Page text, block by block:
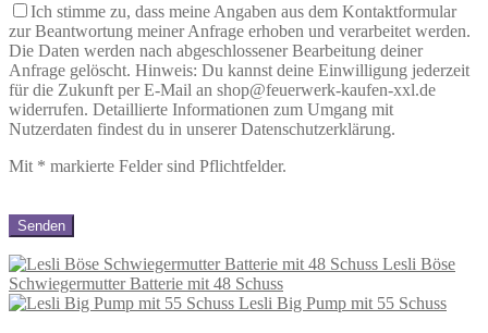
Ich stimme zu, dass meine Angaben aus dem Kontaktformular
zur Beantwortung meiner Anfrage erhoben und verarbeitet werden.
Die Daten werden nach abgeschlossener Bearbeitung deiner
Anfrage gelöscht. Hinweis: Du kannst deine Einwilligung jederzeit
für die Zukunft per E-Mail an shop@feuerwerk-kaufen-xxl.de
widerrufen. Detaillierte Informationen zum Umgang mit
Nutzerdaten findest du in unserer Datenschutzerklärung.
Mit * markierte Felder sind Pflichtfelder.
Lesli Böse
Schwiegermutter Batterie mit 48 Schuss
Lesli Big Pump mit 55 Schuss